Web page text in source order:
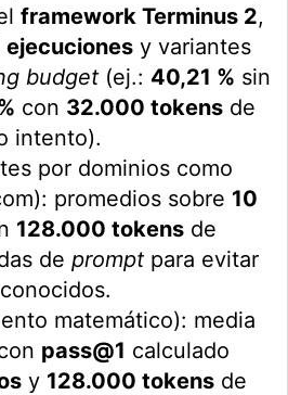
framework Terminus 2,
ejecuciones y variantes
budget (ej.: 40,21 % sin
con 32.000 tokens de
intento).
por dominios como
promedios sobre 10
128.000 tokens de
deprompt para evitar
conocidos.
matemático): media
pass@1 calculado
y 128.000 tokens de